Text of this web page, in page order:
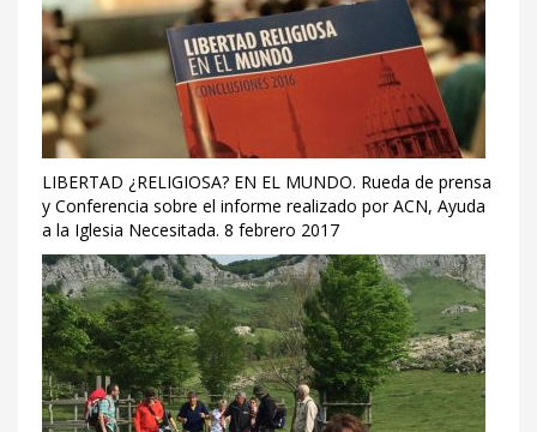
LIBERTAD ¿RELIGIOSA? EN EL MUNDO. Rueda de prensa
y Conferencia sobre el informe realizado por ACN, Ayuda
a la Iglesia Necesitada. 8 febrero 2017